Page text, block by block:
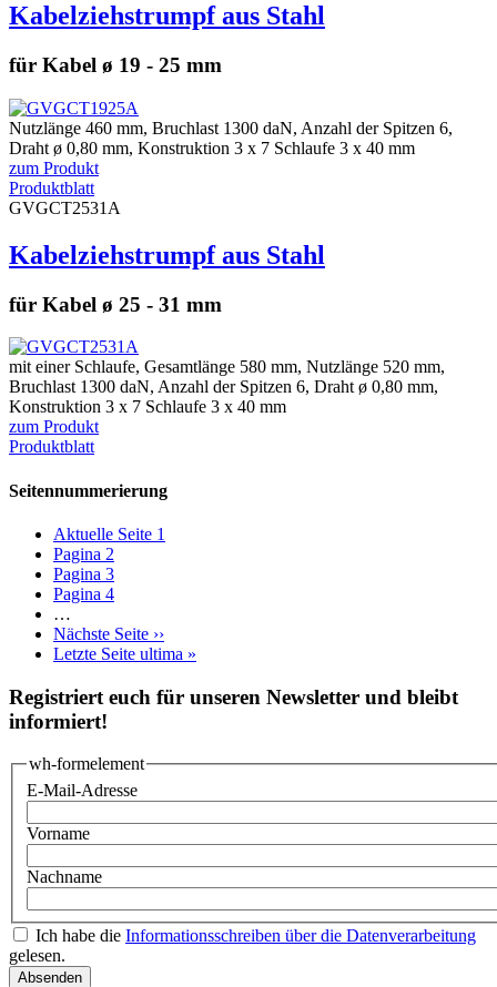
Kabelziehstrumpf aus Stahl
für Kabel ø 19 - 25 mm
Nutzlänge 460 mm, Bruchlast 1300 daN, Anzahl der Spitzen 6,
Draht ø 0,80 mm, Konstruktion 3 x 7 Schlaufe 3 x 40 mm
zum Produkt
Produktblatt
GVGCT2531A
Kabelziehstrumpf aus Stahl
für Kabel ø 25 - 31 mm
mit einer Schlaufe, Gesamtlänge 580 mm, Nutzlänge 520 mm,
Bruchlast 1300 daN, Anzahl der Spitzen 6, Draht ø 0,80 mm,
Konstruktion 3 x 7 Schlaufe 3 x 40 mm
zum Produkt
Produktblatt
Seitennummerierung
Aktuelle Seite 1
Pagina 2
Pagina 3
Pagina 4
…
Nächste Seite ››
Letzte Seite ultima »
Registriert euch für unseren Newsletter und bleibt
informiert!
wh-formelement
E-Mail-Adresse
Vorname
Nachname
Ich habe die Informationsschreiben über die Datenverarbeitung
gelesen.